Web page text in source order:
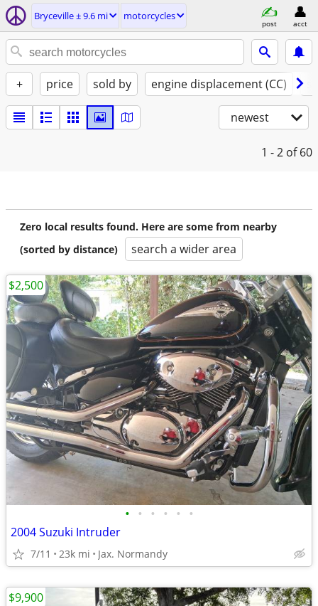
Bryceville ± 9.6 mi motorcycles
post acct
+ price sold by engine displacement (CC)
newest
1 - 2 of 60
Zero local results found. Here are some from nearby
(sorted by distance)
search a wider area
• • • • • •
2004 Suzuki Intruder
7/11 23k mi Jax. Normandy
$2,500
$9,900